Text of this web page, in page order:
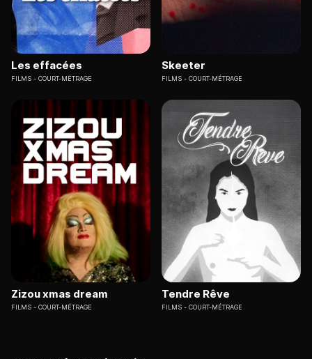
Les effacées
FILMS COURT-MÉTRAGE
Skeeter
FILMS COURT-MÉTRAGE
Zizou xmas dream
FILMS COURT-MÉTRAGE
Tendre Rêve
FILMS COURT-MÉTRAGE